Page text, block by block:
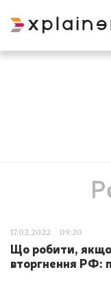
17.02.2022 09:20
Що робити, якщо
вторгнення РФ: